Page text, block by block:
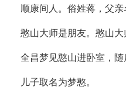
顺康间人。俗姓蒋，父
憨山大师是朋友。憨山
全昌梦见憨山进卧室，
儿子取名为梦憨。